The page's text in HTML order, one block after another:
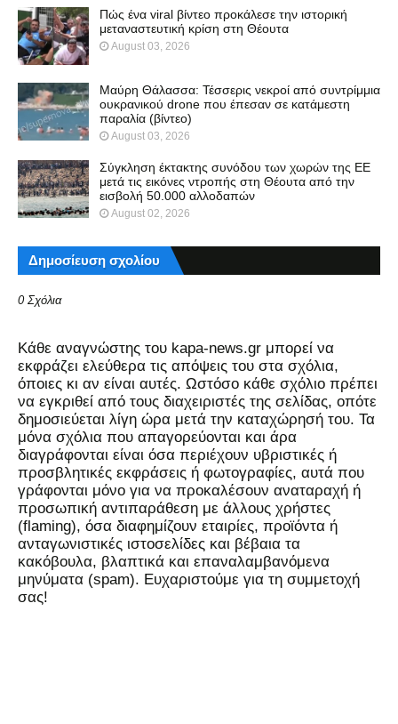
Πώς ένα viral βίντεο προκάλεσε την ιστορική
μεταναστευτική κρίση στη Θέουτα
August 03, 2026
Μαύρη Θάλασσα: Τέσσερις νεκροί από συντρίμμια
ουκρανικού drone που έπεσαν σε κατάμεστη
παραλία (βίντεο)
August 03, 2026
Σύγκληση έκτακτης συνόδου των χωρών της ΕΕ
μετά τις εικόνες ντροπής στη Θέουτα από την
εισβολή 50.000 αλλοδαπών
August 02, 2026
Δημοσίευση σχολίου
0 Σχόλια
Kάθε αναγνώστης του kapa-news.gr μπορεί να
εκφράζει ελεύθερα τις απόψεις του στα σχόλια,
όποιες κι αν είναι αυτές. Ωστόσο κάθε σχόλιο πρέπει
να εγκριθεί από τους διαχειριστές της σελίδας, οπότε
δημοσιεύεται λίγη ώρα μετά την καταχώρησή του. Τα
μόνα σχόλια που απαγορεύονται και άρα
διαγράφονται είναι όσα περιέχουν υβριστικές ή
προσβλητικές εκφράσεις ή φωτογραφίες, αυτά που
γράφονται μόνο για να προκαλέσουν αναταραχή ή
προσωπική αντιπαράθεση με άλλους χρήστες
(flaming), όσα διαφημίζουν εταιρίες, προϊόντα ή
ανταγωνιστικές ιστοσελίδες και βέβαια τα
κακόβουλα, βλαπτικά και επαναλαμβανόμενα
μηνύματα (spam). Ευχαριστούμε για τη συμμετοχή
σας!